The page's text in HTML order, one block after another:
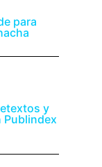
para
y
Publindex